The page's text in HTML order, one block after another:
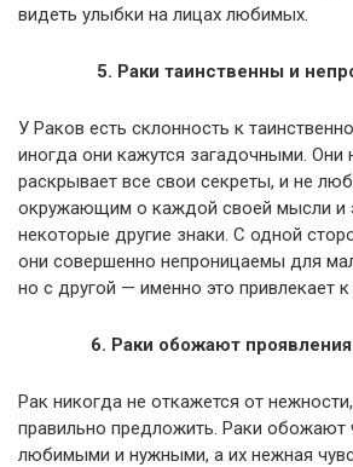
видеть улыбки на лицах любимых.
5. Раки таинственны и
У Раков есть склонность к
иногда они кажутся загадочными. Они
раскрывает все свои секреты, и не
окружающим о каждой своей мысли и
некоторые другие знаки. С одной
они совершенно непроницаемы для
но с другой — именно это привлекает
6. Раки обожают
Рак никогда не откажется от
правильно предложить. Раки обожают
любимыми и нужными, а их нежная